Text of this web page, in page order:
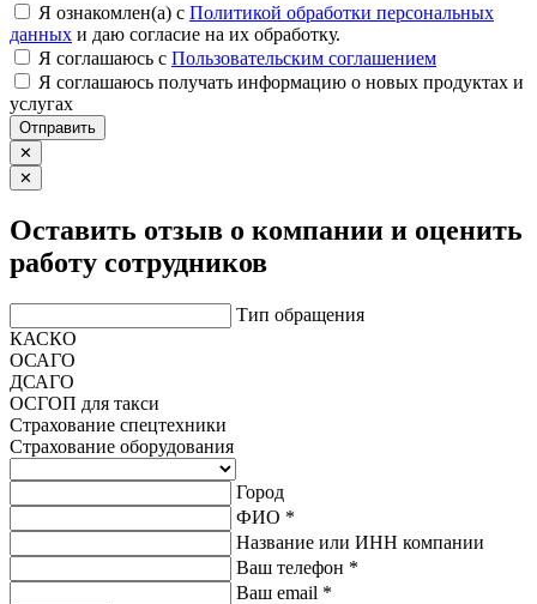
Я ознакомлен(а) с Политикой обработки персональных
данных и даю согласие на их обработку.
Я соглашаюсь c Пользовательским соглашением
Я соглашаюсь получать информацию о новых продуктах и
услугах
Отправить
✕
✕
Оставить отзыв о компании и оценить
работу сотрудников
Тип обращения
КАСКО
ОСАГО
ДСАГО
ОСГОП для такси
Страхование спецтехники
Страхование оборудования
Город
ФИО *
Название или ИНН компании
Ваш телефон *
Ваш email *